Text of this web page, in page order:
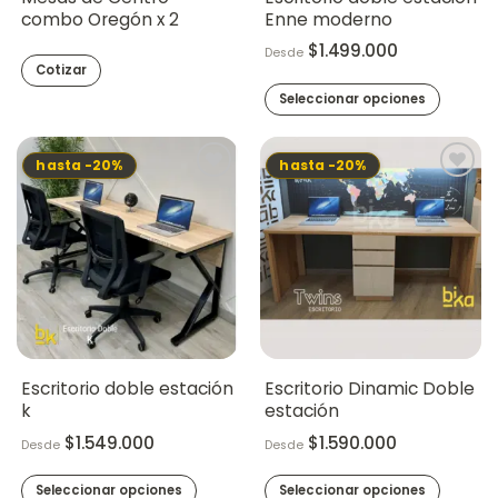
página
producto
página
producto
combo Oregón x 2
Cotizar
Enne moderno
Desde $1.499.000
Seleccionar opciones
producto
tiene
múltiples
variantes.
Las
opciones
se
pueden
en
la
página
producto
hasta -20%
Escritorio doble estación
k
Desde $1.549.000
Seleccionar opciones
hasta -20%
Escritorio Dinamic Doble
estación
Desde $1.590.000
Seleccionar opciones